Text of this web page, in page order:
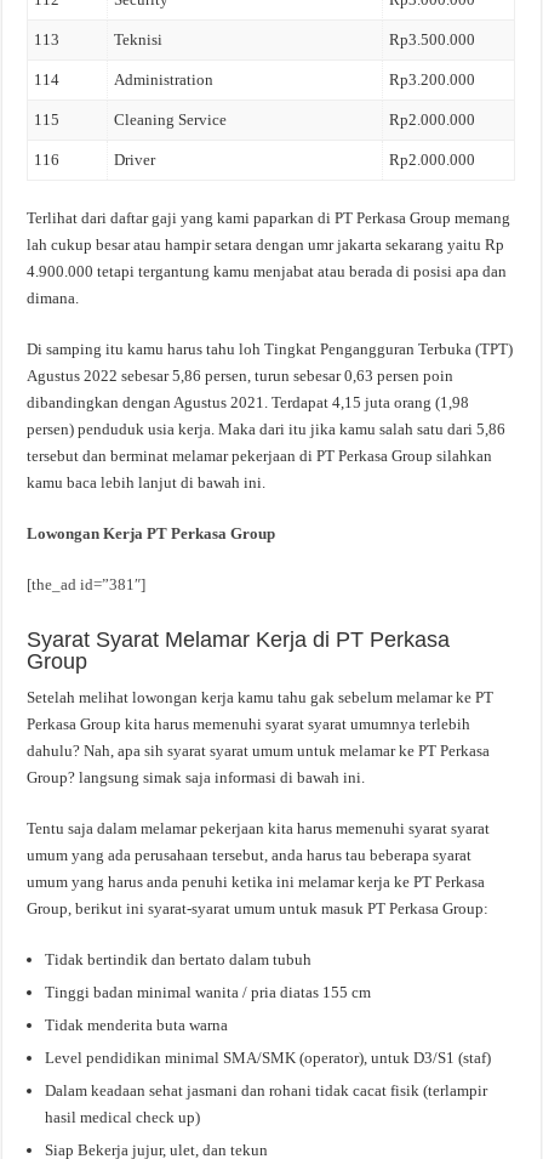
113 Teknisi Rp3.500.000
114 Administration Rp3.200.000
115 Cleaning Service Rp2.000.000
116 Driver Rp2.000.000
Terlihat dari daftar gaji yang kami paparkan di PT Perkasa Group memang
lah cukup besar atau hampir setara dengan umr jakarta sekarang yaitu Rp
4.900.000 tetapi tergantung kamu menjabat atau berada di posisi apa dan
dimana.
Di samping itu kamu harus tahu loh Tingkat Pengangguran Terbuka (TPT)
Agustus 2022 sebesar 5,86 persen, turun sebesar 0,63 persen poin
dibandingkan dengan Agustus 2021. Terdapat 4,15 juta orang (1,98
persen) penduduk usia kerja. Maka dari itu jika kamu salah satu dari 5,86
tersebut dan berminat melamar pekerjaan di PT Perkasa Group silahkan
kamu baca lebih lanjut di bawah ini.
Lowongan Kerja PT Perkasa Group
[the_ad id=”381″]
Syarat Syarat Melamar Kerja di PT Perkasa
Group
Setelah melihat lowongan kerja kamu tahu gak sebelum melamar ke PT
Perkasa Group kita harus memenuhi syarat syarat umumnya terlebih
dahulu? Nah, apa sih syarat syarat umum untuk melamar ke PT Perkasa
Group? langsung simak saja informasi di bawah ini.
Tentu saja dalam melamar pekerjaan kita harus memenuhi syarat syarat
umum yang ada perusahaan tersebut, anda harus tau beberapa syarat
umum yang harus anda penuhi ketika ini melamar kerja ke PT Perkasa
Group, berikut ini syarat-syarat umum untuk masuk PT Perkasa Group:
Tidak bertindik dan bertato dalam tubuh
Tinggi badan minimal wanita / pria diatas 155 cm
Tidak menderita buta warna
Level pendidikan minimal SMA/SMK (operator), untuk D3/S1 (staf)
Dalam keadaan sehat jasmani dan rohani tidak cacat fisik (terlampir
hasil medical check up)
Siap Bekerja jujur, ulet, dan tekun